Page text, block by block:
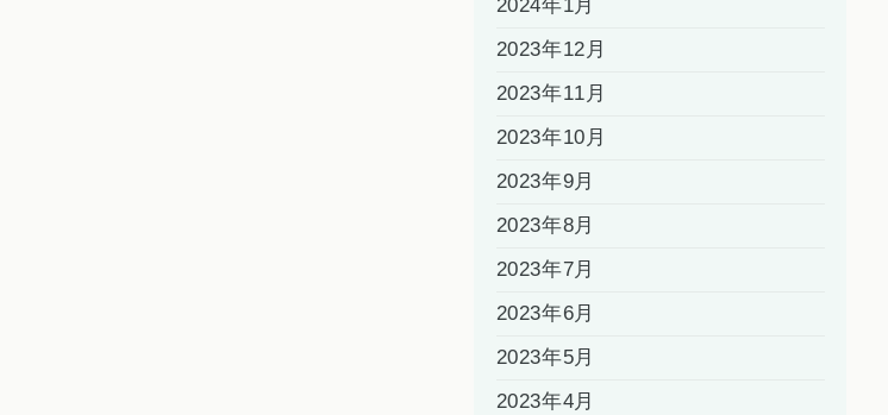
2024年1月
2023年12月
2023年11月
2023年10月
2023年9月
2023年8月
2023年7月
2023年6月
2023年5月
2023年4月